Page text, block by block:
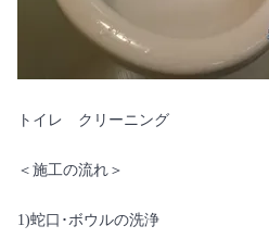
トイレ クリーニング
＜施工の流れ＞
1)蛇口･ボウルの洗浄